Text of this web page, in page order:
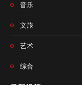
音乐
文旅
艺术
综合